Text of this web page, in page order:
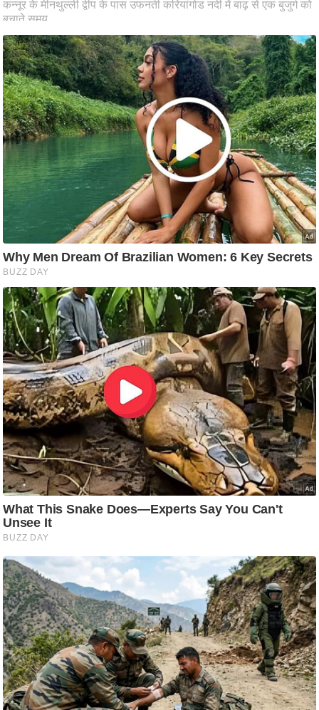
लू
स्खे
प
र्य
ट
न
स्थ
ल
फि
ट
ने
मं
त्रा
रि
ले
श
न
शि
प
रा
ज
नी
ति
वि
श्ले
ष
स
म
सा
म
यि
क
मा
तृ